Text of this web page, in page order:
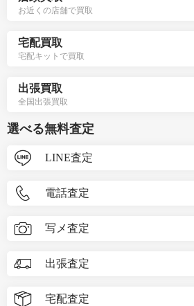
お近くの店舗で買取
宅配買取
宅配キットで買取
出張買取
全国出張買取
選べる無料査定
LINE査定
電話査定
写メ査定
出張査定
宅配査定